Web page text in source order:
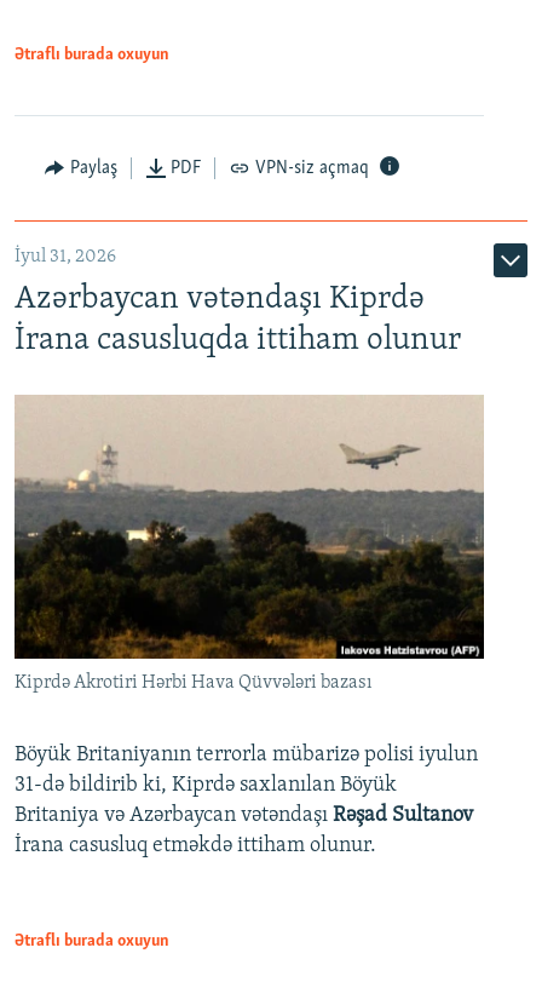
Ətraflı burada oxuyun
Paylaş PDF VPN-siz açmaq
İyul 31, 2026
Azərbaycan vətəndaşı Kiprdə
İrana casusluqda ittiham olunur
Kiprdə Akrotiri Hərbi Hava Qüvvələri bazası
Böyük Britaniyanın terrorla mübarizə polisi iyulun
31-də bildirib ki, Kiprdə saxlanılan Böyük
Britaniya və Azərbaycan vətəndaşı Rəşad Sultanov
İrana casusluq etməkdə ittiham olunur.
Ətraflı burada oxuyun